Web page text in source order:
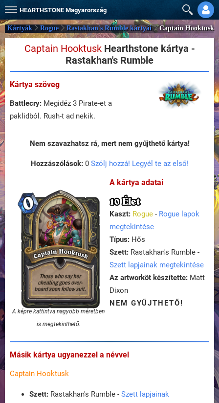
HEARTHSTONE Magyarország
Kártyák Rogue Rastakhan's Rumble kártyái Captain Hooktusk
Captain HooktuskHearthstone kártya -
Rastakhan's Rumble
Kártya szöveg
Battlecry: Megidéz 3 Pirate-et a
paklidból. Rush-t ad nekik.
Nem szavazhatsz rá, mert nem gyűjthető kártya!
Hozzászólások:0 Szólj hozzá! Legyél te az első!
A képre kattintva nagyobb méretben
is megtekinthető.
A kártya adatai
10 Élet
Kaszt: Rogue - Rogue lapok
megtekintése
Típus: Hős
Szett: Rastakhan's Rumble -
Szett lapjainak megtekintése
Az artworköt készítette: Matt
Dixon
NEM GYŰJTHETŐ!
Másik kártya ugyanezzel a névvel
Captain Hooktusk
Szett: Rastakhan's Rumble - Szett lapjainak